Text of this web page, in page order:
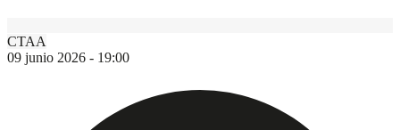
CTAA
09 junio 2026 - 19:00